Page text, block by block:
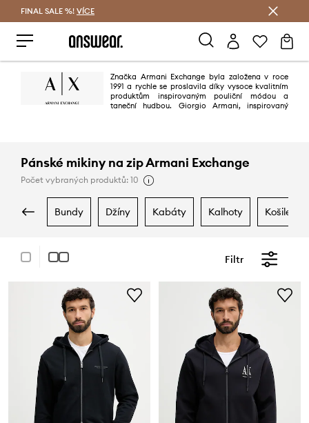
FINAL SALE %! VÍCE
Značka Armani Exchange byla založena v roce
1991 a rychle se proslavila díky vysoce kvalitním
produktům inspirovaným pouliční módou a
taneční hudbou. Giorgio Armani, inspirovaný
Pánské mikiny na zip Armani Exchange
Počet vybraných produktů: 10
bundy džíny kabáty kalhoty košile
Filtr